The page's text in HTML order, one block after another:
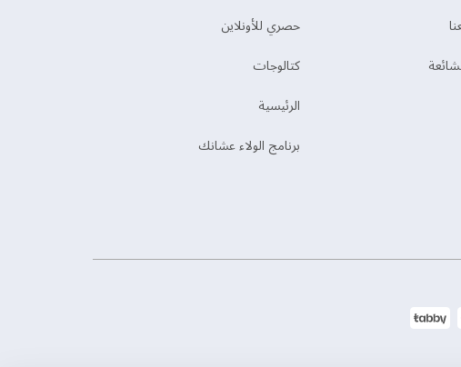
حصري للأونلاين
‫كتالوجات‬
الرئيسية
برنامج الولاء عشانك